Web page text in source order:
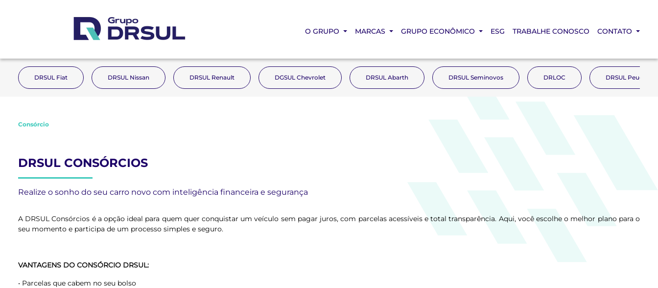
O GRUPO MARCAS GRUPO ECONÔMICO ESG TRABALHE CONOSCO CONTATO
DRSUL Fiat DRSUL Nissan DRSUL Renault DGSUL Chevrolet DRSUL Abarth DRSUL Seminovos DRLOC DRSUL Peugeot
Consórcio
DRSUL CONSÓRCIOS
Realize o sonho do seu carro novo com inteligência financeira e segurança
A DRSUL Consórcios é a opção ideal para quem quer conquistar um veículo sem pagar juros, com parcelas acessíveis e total transparência. Aqui, você escolhe o melhor plano para o
seu momento e participa de um processo simples e seguro.
VANTAGENS DO CONSÓRCIO DRSUL:
• Parcelas que cabem no seu bolso